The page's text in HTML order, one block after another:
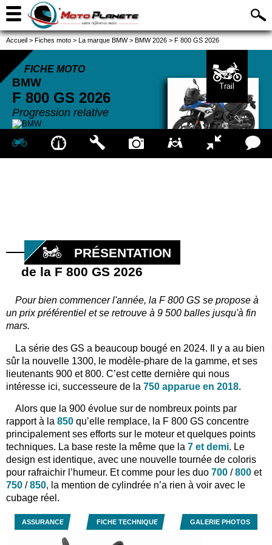
Accueil > Fiches moto > La marque BMW > BMW 2026 > F 800 GS 2026
FICHE MOTO
BMW
F 800 GS 2026
Progression relative
Trail
PRÉSENTATION
de la F 800 GS 2026
Pour bien commencer l'année, la F 800 GS se propose à
un prix préférentiel et se retrouve à 9 500 balles jusqu'à fin
mars.
La série des GS a beaucoup bougé en 2024. Il y a au bien
sûr la nouvelle 1300, le modèle-phare de la gamme, et ses
lieutenants 900 et 800. C’est cette dernière qui nous
intéresse ici, successeure de la 750 apparue en 2018.
Alors que la 900 évolue sur de nombreux points par
rapport à la 850 qu’elle remplace, la F 800 GS concentre
principalement ses efforts sur le moteur et quelques points
techniques. La base reste la même que la 7 et demi. Le
design est identique, avec une nouvelle tournée de coloris
pour rafraichir l’humeur. Et comme pour les duo 700 /800 et
750 /850, la mention de cylindrée n’a rien à voir avec le
cubage réel.
ASSURANCE FICHE TECHNIQUE GALERIE PHOTOS